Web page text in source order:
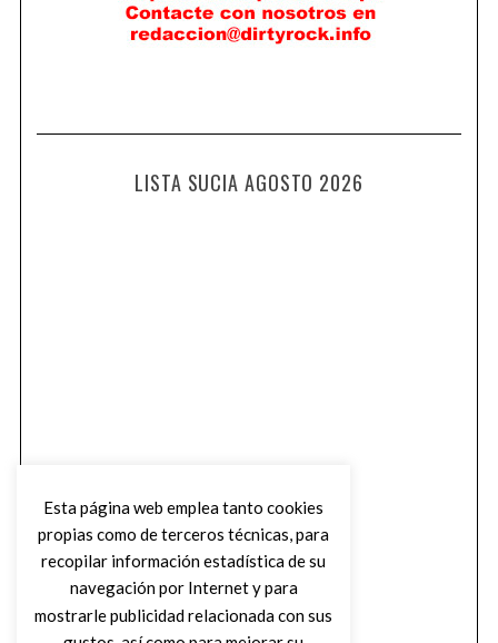
LISTA SUCIA AGOSTO 2026
Esta página web emplea tanto cookies
propias como de terceros técnicas, para
recopilar información estadística de su
navegación por Internet y para
mostrarle publicidad relacionada con sus